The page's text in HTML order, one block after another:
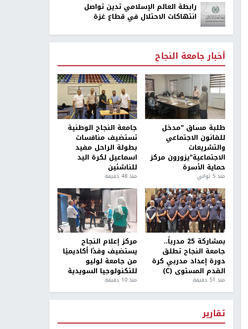
رابطة العالم الإسلامي تدين تواصل
انتهاكات الاحتلال في قطاع غزة
أخبار جامعة النجاح
طلبة مساق "مدخل
للقانون الاجتماعي
والتشريعات
الاجتماعية"يزورون مركز
حماية الأسرة
منذ 5 ثواني
جامعة النجاح الوطنية
تستضيف منافسات
بطولة الراحل مفيد
اسماعيل لكرة اليد
للناشئين
منذ 48 دقيقة
بمشاركة 25 مدرباً..
جامعة النجاح تطلق
دورة إعداد مدربي كرة
القدم المستوى (C)
منذ 51 دقيقة
مركز إعلام النجاح
يستضيف وفدًا أكاديميًا
من جامعة لوليو
للتكنولوجيا السويدية
منذ 10 دقيقة
تقارير